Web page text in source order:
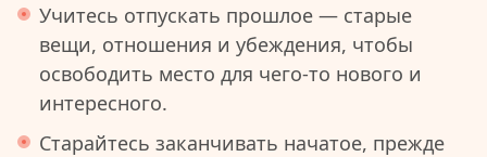
Учитесь отпускать прошлое — старые
вещи, отношения и убеждения, чтобы
освободить место для чего-то нового и
интересного.
Старайтесь заканчивать начатое, прежде